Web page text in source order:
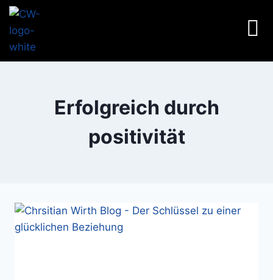
Erfolgreich durch
positivität